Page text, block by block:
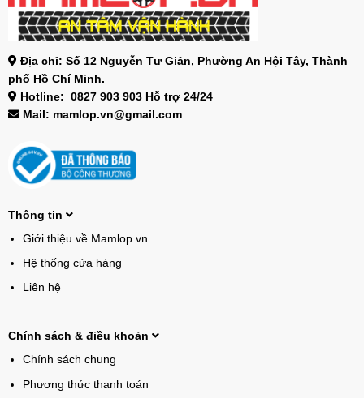
Địa chỉ: Số 12 Nguyễn Tư Giản, Phường An Hội Tây, Thành
phố Hồ Chí Minh.
Hotline: 0827 903 903 Hỗ trợ 24/24
Mail: mamlop.vn@gmail.com
Thông tin
Giới thiệu về Mamlop.vn
Hệ thống cửa hàng
Liên hệ
Chính sách & điều khoản
Chính sách chung
Phương thức thanh toán